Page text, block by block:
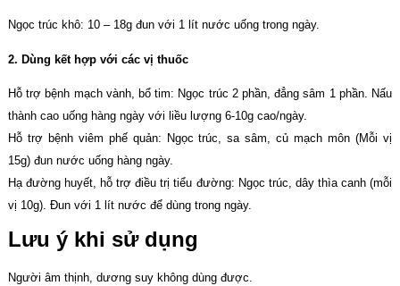
Ngọc trúc khô: 10 – 18g đun với 1 lít nước uống trong ngày.
2. Dùng kết hợp với các vị thuốc
Hỗ trợ bệnh mạch vành, bổ tim: Ngọc trúc 2 phần, đẳng sâm 1 phần. Nấu
thành cao uống hàng ngày với liều lượng 6-10g cao/ngày.
Hỗ trợ bệnh viêm phế quản: Ngọc trúc, sa sâm, củ mạch môn (Mỗi vị
15g) đun nước uống hàng ngày.
Hạ đường huyết, hỗ trợ điều trị tiểu đường: Ngọc trúc, dây thìa canh (mỗi
vị 10g). Đun với 1 lít nước để dùng trong ngày.
Lưu ý khi sử dụng
Người âm thịnh, dương suy không dùng được.